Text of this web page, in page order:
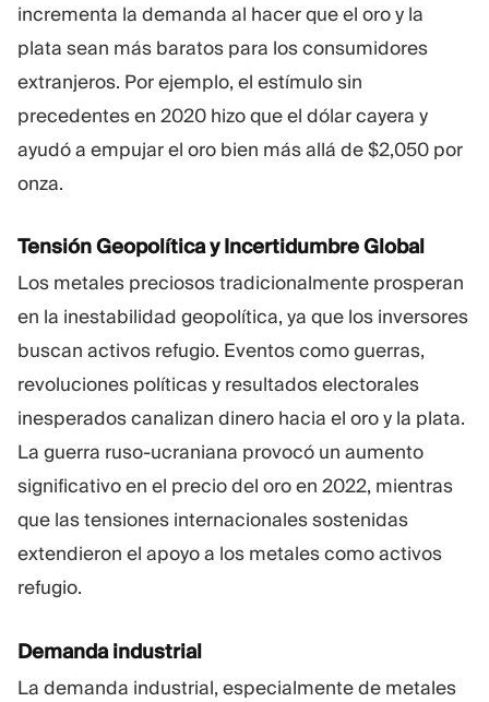
incrementa la demanda al hacer que el oro y la
plata sean más baratos para los consumidores
extranjeros. Por ejemplo, el estímulo sin
precedentes en 2020 hizo que el dólar cayera y
ayudó a empujar el oro bien más allá de $2,050 por
onza.
Tensión Geopolítica y Incertidumbre Global
Los metales preciosos tradicionalmente prosperan
en la inestabilidad geopolítica, ya que los inversores
buscan activos refugio. Eventos como guerras,
revoluciones políticas y resultados electorales
inesperados canalizan dinero hacia el oro y la plata.
La guerra ruso-ucraniana provocó un aumento
significativo en el precio del oro en 2022, mientras
que las tensiones internacionales sostenidas
extendieron el apoyo a los metales como activos
refugio.
Demanda industrial
La demanda industrial, especialmente de metales